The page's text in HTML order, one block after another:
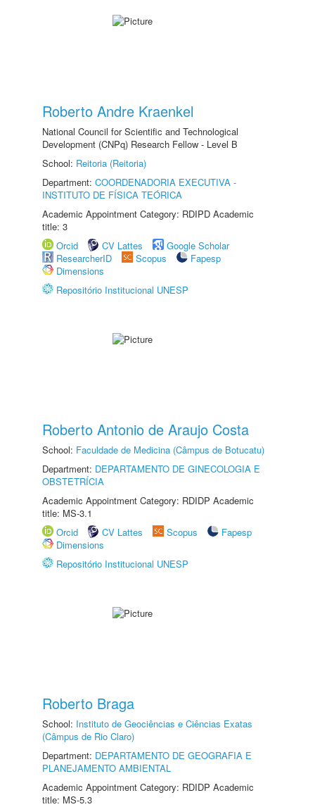
Roberto Andre Kraenkel
National Council for Scientific and Technological
Development (CNPq) Research Fellow - Level B
School: Reitoria (Reitoria)
Department: COORDENADORIA EXECUTIVA -
INSTITUTO DE FÍSICA TEÓRICA
Academic Appointment Category: RDIPD Academic
title: 3
Orcid
CV Lattes
Google Scholar
ResearcherID
Scopus
Fapesp
Dimensions
Repositório Institucional UNESP
Roberto Antonio de Araujo Costa
School: Faculdade de Medicina (Câmpus de Botucatu)
Department: DEPARTAMENTO DE GINECOLOGIA E
OBSTETRÍCIA
Academic Appointment Category: RDIDP Academic
title: MS-3.1
Orcid
CV Lattes Scopus
Fapesp
Dimensions
Repositório Institucional UNESP
Roberto Braga
School: Instituto de Geociências e Ciências Exatas
(Câmpus de Rio Claro)
Department: DEPARTAMENTO DE GEOGRAFIA E
PLANEJAMENTO AMBIENTAL
Academic Appointment Category: RDIDP Academic
title: MS-5.3